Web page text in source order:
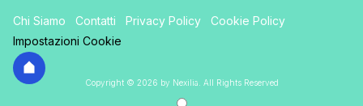
Chi Siamo Contatti Privacy Policy
Cookie Policy
Impostazioni Cookie
Copyright © 2026 by Nexilia. All Rights Reserved